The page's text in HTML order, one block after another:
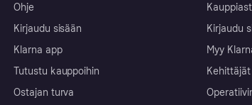
Ohje
Kirjaudu sisään
Klarna app
Tutustu kauppoihin
Ostajan turva
Kirjaudu
Myy
Kehittäjät